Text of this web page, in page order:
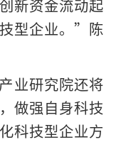
新资金流动起
型企业。”陈
业研究院还将
做强自身科技
科技型企业方